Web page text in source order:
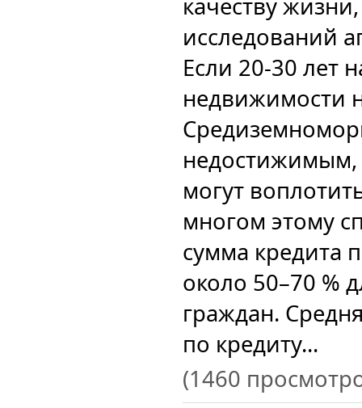
качеству
исследований
Если 20-30 лет
недвижимости
недостижимым,
могут
многом этому
сумма кредита
около 50–70 %
граждан.
по кредиту...
(1460